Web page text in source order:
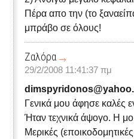
Πέρα απο την (το
μπράβο σε όλους!
Ζαλόρα
29/2/2008 11:41:37 πμ
Γενικά μου άφησε καλές
Ήταν τεχνικά άψογο. Η
Μερικές